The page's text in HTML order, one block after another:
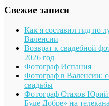
Свежие записи
Как я составил гид по
Валенсии
Возврат к свадебной
2026 год
Фотограф Испания
Фотограф в Валенсии:
свадьбы
Фотограф Стахов Юрий
Буде Добре» на